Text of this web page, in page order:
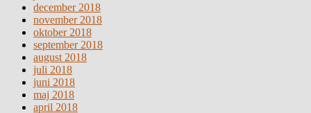
december 2018
november 2018
oktober 2018
september 2018
august 2018
juli 2018
juni 2018
maj 2018
april 2018